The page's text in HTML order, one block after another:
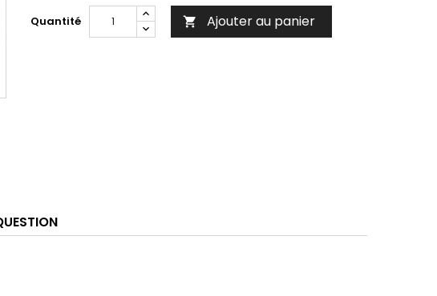
Quantité
 Ajouter au panier